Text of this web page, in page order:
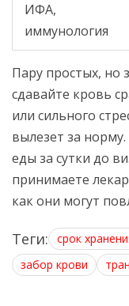
ИФА,
иммунология
Пару простых, но
сдавайте кровь
или сильного
вылезет за
еды за сутки до
принимаете
как они могут
Теги: срок
забор крови